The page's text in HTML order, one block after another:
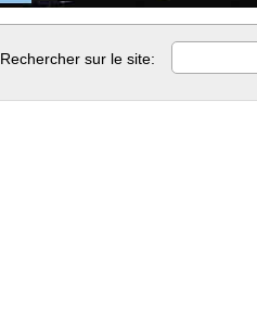
Rechercher sur le site: